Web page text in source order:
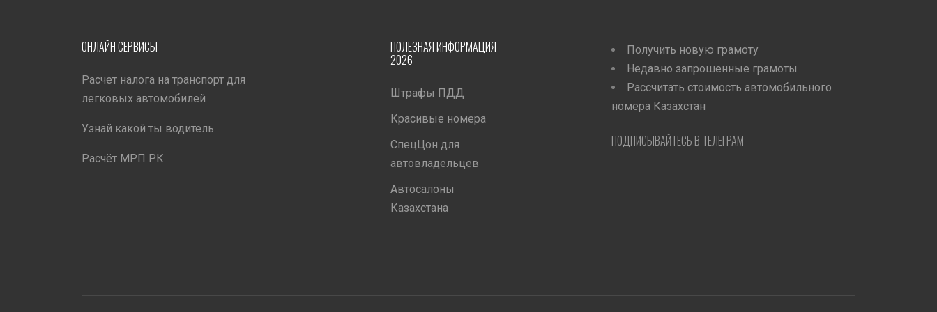
ОНЛАЙН СЕРВИСЫ
Расчет налога на транспорт для
легковых автомобилей
Узнай какой ты водитель
Расчёт МРП РК
ПОЛЕЗНАЯ ИНФОРМАЦИЯ
2026
Штрафы ПДД
Красивые номера
СпецЦон для
автовладельцев
Автосалоны
Казахстана
Получить новую грамоту
Недавно запрошенные грамоты
Рассчитать стоимость автомобильного
номера Казахстан
ПОДПИСЫВАЙТЕСЬ В ТЕЛЕГРАМ